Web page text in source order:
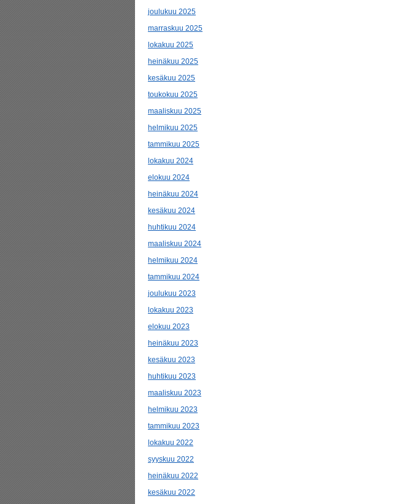
joulukuu 2025
marraskuu 2025
lokakuu 2025
heinäkuu 2025
kesäkuu 2025
toukokuu 2025
maaliskuu 2025
helmikuu 2025
tammikuu 2025
lokakuu 2024
elokuu 2024
heinäkuu 2024
kesäkuu 2024
huhtikuu 2024
maaliskuu 2024
helmikuu 2024
tammikuu 2024
joulukuu 2023
lokakuu 2023
elokuu 2023
heinäkuu 2023
kesäkuu 2023
huhtikuu 2023
maaliskuu 2023
helmikuu 2023
tammikuu 2023
lokakuu 2022
syyskuu 2022
heinäkuu 2022
kesäkuu 2022